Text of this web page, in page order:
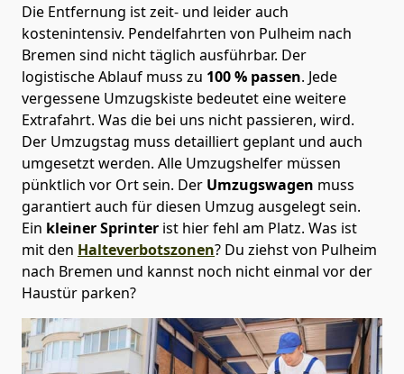
Die Entfernung ist zeit- und leider auch
kostenintensiv. Pendelfahrten von Pulheim nach
Bremen sind nicht täglich ausführbar. Der
logistische Ablauf muss zu 100 % passen. Jede
vergessene Umzugskiste bedeutet eine weitere
Extrafahrt. Was die bei uns nicht passieren, wird.
Der Umzugstag muss detailliert geplant und auch
umgesetzt werden. Alle Umzugshelfer müssen
pünktlich vor Ort sein. Der Umzugswagen muss
garantiert auch für diesen Umzug ausgelegt sein.
Ein kleiner Sprinter ist hier fehl am Platz. Was ist
mit den Halteverbotszonen? Du ziehst von Pulheim
nach Bremen und kannst noch nicht einmal vor der
Haustür parken?